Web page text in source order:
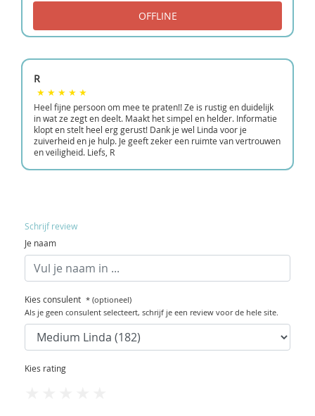
R
Heel fijne persoon om mee te praten!! Ze is rustig en duidelijk
in wat ze zegt en deelt. Maakt het simpel en helder. Informatie
klopt en stelt heel erg gerust! Dank je wel Linda voor je
zuiverheid en je hulp. Je geeft zeker een ruimte van vertrouwen
en veiligheid. Liefs, R
Schrijf review
Je naam
Kies consulent * (optioneel)
Als je geen consulent selecteert, schrijf je een review voor de hele site.
Kies rating